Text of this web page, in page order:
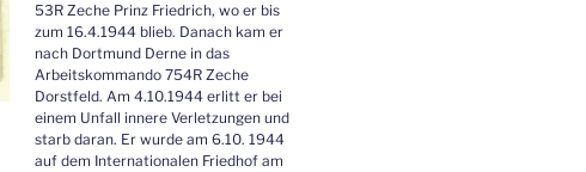
53R Zeche Prinz Friedrich, wo er bis
zum 16.4.1944 blieb. Danach kam er
nach Dortmund Derne in das
Arbeitskommando 754R Zeche
Dorstfeld. Am 4.10.1944 erlitt er bei
einem Unfall innere Verletzungen und
starb daran. Er wurde am 6.10. 1944
auf dem Internationalen Friedhof am